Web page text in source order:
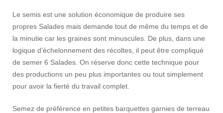
Le semis est une solution économique de produire ses
propres Salades mais demande tout de même du temps et de
la minutie car les graines sont minuscules. De plus, dans une
logique d’échelonnement des récoltes, il peut être compliqué
de semer 6 Salades. On réserve donc cette technique pour
des productions un peu plus importantes ou tout simplement
pour avoir la fierté du travail complet.
Semez de préférence en petites barquettes garnies de terreau